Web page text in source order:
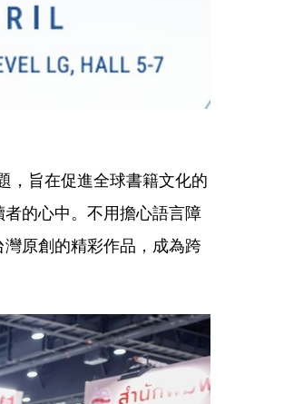
，旨在促進全球書籍文化的
的心中。不用擔心語言障
原創的精彩作品，成為跨